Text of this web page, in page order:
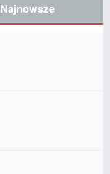
Najnowsze